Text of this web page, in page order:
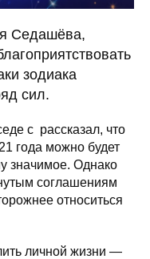
Седашёва,
зодиака
сил.
с рассказал, что
года можно будет
значимое. Однако
соглашениям
относиться
личной жизни —